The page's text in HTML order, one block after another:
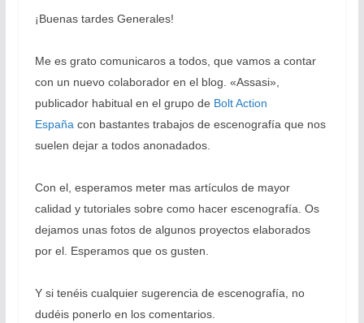
¡Buenas tardes Generales!
Me es grato comunicaros a todos, que vamos a contar
con un nuevo colaborador en el blog. «Assasi»,
publicador habitual en el grupo de Bolt Action
España con bastantes trabajos de escenografía que nos
suelen dejar a todos anonadados.
Con el, esperamos meter mas artículos de mayor
calidad y tutoriales sobre como hacer escenografía. Os
dejamos unas fotos de algunos proyectos elaborados
por el. Esperamos que os gusten.
Y si tenéis cualquier sugerencia de escenografía, no
dudéis ponerlo en los comentarios.